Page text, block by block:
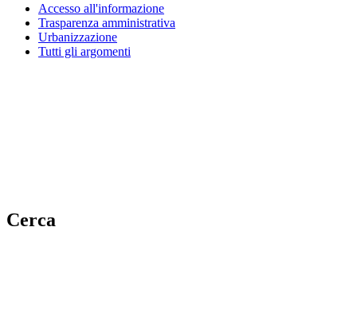
Accesso all'informazione
Trasparenza amministrativa
Urbanizzazione
Tutti gli argomenti
Cerca